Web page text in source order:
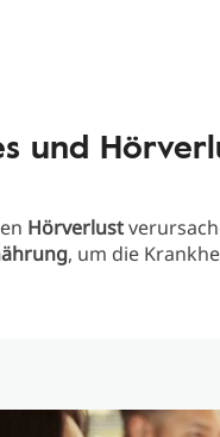
und
Hörverlust
, um die